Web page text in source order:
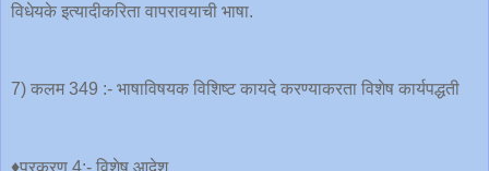
विधेयके इत्यादीकरिता वापरावयाची भाषा.
7) कलम 349 :- भाषाविषयक विशिष्ट कायदे करण्याकरता विशेष कार्यपद्धती
♦️प्रकरण 4:- विशेष आदेश